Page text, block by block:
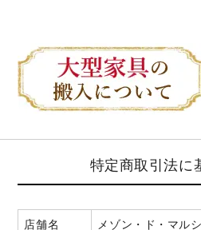
特定商取引法に
店舗名 メゾン・ド・マル